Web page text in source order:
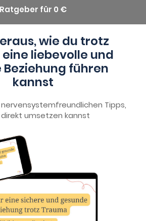
Ratgeber für 0 €
wie du trotz
liebevolle und
Beziehung führen
kannst
Tipps,
umsetzen kannst